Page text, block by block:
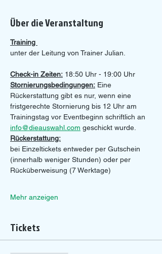
Über die Veranstaltung
Training
unter der Leitung von Trainer Julian.
Check-in Zeiten: 18:50 Uhr - 19:00 Uhr
Stornierungsbedingungen: Eine
Rückerstattung gibt es nur, wenn eine
fristgerechte Stornierung bis 12 Uhr am
Trainingstag vor Eventbeginn schriftlich an
info@dieauswahl.com geschickt wurde.
Rückerstattung:
bei Einzeltickets entweder per Gutschein
(innerhalb weniger Stunden) oder per
Rücküberweisung (7 Werktage)
Mehr anzeigen
Tickets